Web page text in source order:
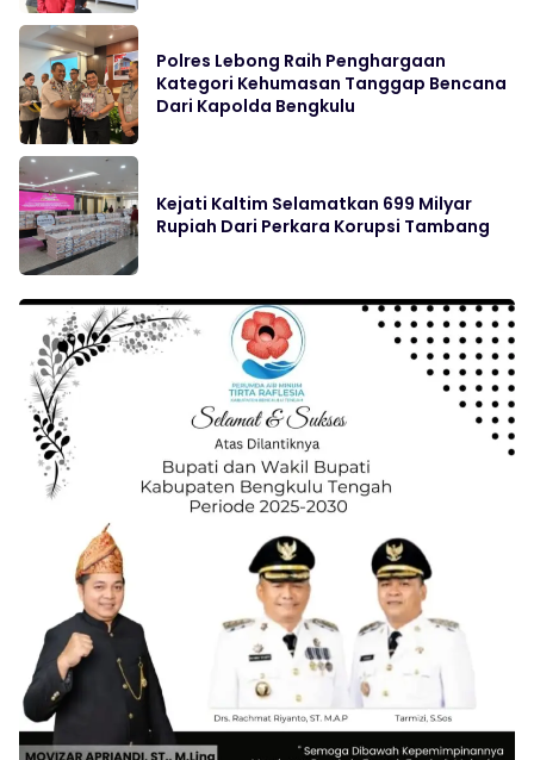
Polres Lebong Raih Penghargaan
Kategori Kehumasan Tanggap Bencana
Dari Kapolda Bengkulu
Kejati Kaltim Selamatkan 699 Milyar
Rupiah Dari Perkara Korupsi Tambang